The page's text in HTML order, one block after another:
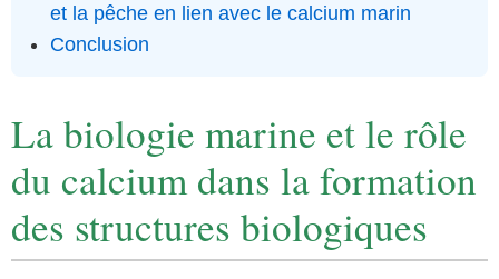
et la pêche en lien avec le calcium marin
Conclusion
La biologie marine et le rôle
du calcium dans la formation
des structures biologiques